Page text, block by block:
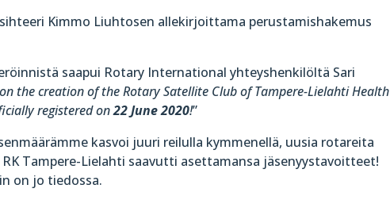
Kimmo Liuhtosen allekirjoittama perustamishakemus
saapui Rotary International yhteyshenkilöltä Sari
the creation of the Rotary Satellite Club of Tampere-Lielahti Health
registered on22 June 2020!”
kasvoi juuri reilulla kymmenellä, uusia rotareita
Tampere-Lielahti saavutti asettamansa jäsenyystavoitteet!
on jo tiedossa.